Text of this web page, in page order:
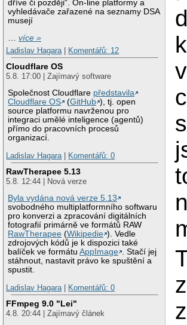
dříve či později“. On-line platformy a
vyhledávače zařazené na seznamy DSA
musejí
…více »
Ladislav Hagara| Komentářů: 12
Cloudflare OS
5.8. 17:00 | Zajímavý software
Společnost Cloudflare představila
Cloudflare OS
(GitHub ), tj. open
source platformu navrženou pro
integraci umělé inteligence (agentů)
přímo do pracovních procesů
organizací.
Ladislav Hagara| Komentářů: 0
RawTherapee 5.13
5.8. 12:44 | Nová verze
Byla vydána nová verze 5.13
svobodného multiplatformního softwaru
pro konverzi a zpracování digitálních
fotografií primárně ve formátů RAW
RawTherapee (Wikipedie ). Vedle
zdrojových kódů je k dispozici také
balíček ve formátuAppImage . Stačí jej
stáhnout, nastavit právo ke spuštění a
spustit.
Ladislav Hagara| Komentářů: 0
FFmpeg 9.0 "Lei"
4.8. 20:44 | Zajímavý článek